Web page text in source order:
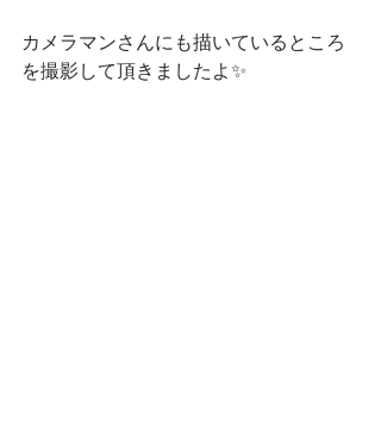
カメラマンさんにも描いているところ
を撮影して頂きましたよ✨